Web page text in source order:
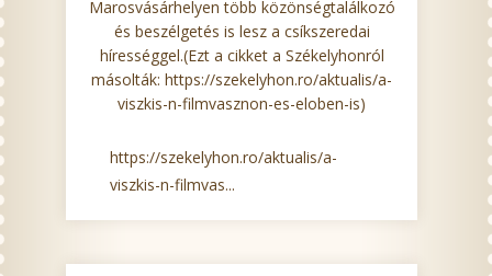
Marosvásárhelyen több közönségtalálkozó
és beszélgetés is lesz a csíkszeredai
hírességgel.(Ezt a cikket a Székelyhonról
másolták: https://szekelyhon.ro/aktualis/a-
viszkis-n-filmvasznon-es-eloben-is)
https://szekelyhon.ro/aktualis/a-
viszkis-n-filmvas...